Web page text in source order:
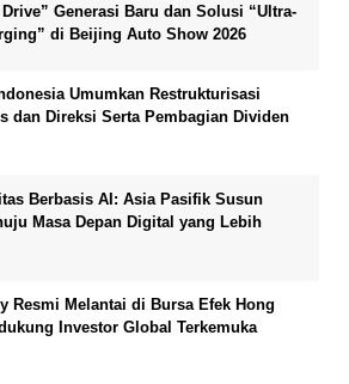
Generasi Baru dan Solusi “Ultra-
di Beijing Auto Show 2026
Umumkan Restrukturisasi
dan Direksi Serta Pembagian Dividen
Berbasis AI: Asia Pasifik Susun
Masa Depan Digital yang Lebih
Resmi Melantai di Bursa Efek Hong
Investor Global Terkemuka